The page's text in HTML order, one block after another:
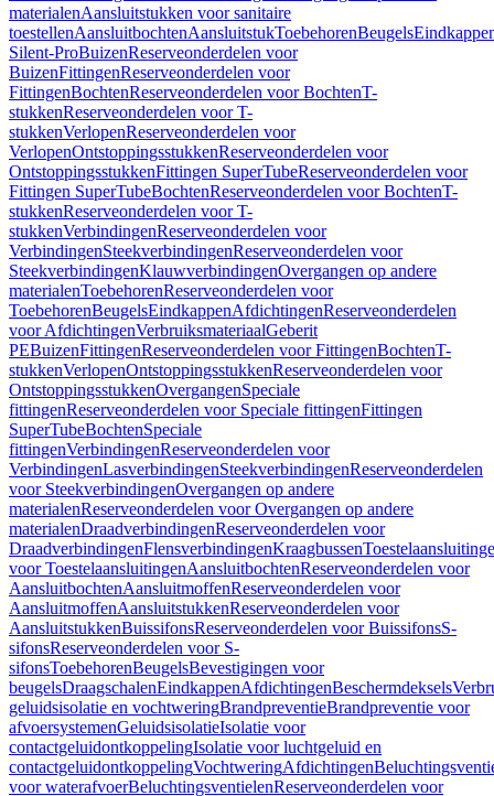
materialenAansluitstukken voor sanitaire
toestellenAansluitbochtenAansluitstukToebehorenBeugels
Silent-ProBuizenReserveonderdelen voor
BuizenFittingenReserveonderdelen voor
FittingenBochtenReserveonderdelen voor BochtenT-
stukkenReserveonderdelen voor T-
stukkenVerlopenReserveonderdelen voor
VerlopenOntstoppingsstukkenReserveonderdelen voor
OntstoppingsstukkenFittingen SuperTubeReserveonderdelen voor
Fittingen SuperTubeBochtenReserveonderdelen voor BochtenT-
stukkenReserveonderdelen voor T-
stukkenVerbindingenReserveonderdelen voor
VerbindingenSteekverbindingenReserveonderdelen voor
SteekverbindingenKlauwverbindingenOvergangen op andere
materialenToebehorenReserveonderdelen voor
ToebehorenBeugelsEindkappenAfdichtingenReserveonderdelen
voor AfdichtingenVerbruiksmateriaalGeberit
PEBuizenFittingenReserveonderdelen voor FittingenBochtenT-
stukkenVerlopenOntstoppingsstukkenReserveonderdelen voor
OntstoppingsstukkenOvergangenSpeciale
fittingenReserveonderdelen voor Speciale fittingenFittingen
SuperTubeBochtenSpeciale
fittingenVerbindingenReserveonderdelen voor
VerbindingenLasverbindingenSteekverbindingenReserveonderdelen
voor SteekverbindingenOvergangen op andere
materialenReserveonderdelen voor Overgangen op andere
materialenDraadverbindingenReserveonderdelen voor
DraadverbindingenFlensverbindingenKraagbussen
voor ToestelaansluitingenAansluitbochtenReserveonderdelen voor
AansluitbochtenAansluitmoffenReserveonderdelen voor
AansluitmoffenAansluitstukkenReserveonderdelen voor
AansluitstukkenBuissifonsReserveonderdelen voor BuissifonsS-
sifonsReserveonderdelen voor S-
sifonsToebehorenBeugelsBevestigingen voor
beugelsDraagschalenEindkappenAfdichtingenBeschermdeksels
geluidsisolatie en vochtweringBrandpreventieBrandpreventie voor
afvoersystemenGeluidsisolatieIsolatie voor
contactgeluidontkoppelingIsolatie voor luchtgeluid en
contactgeluidontkoppelingVochtweringAfdichtingen
voor waterafvoerBeluchtingsventielenReserveonderdelen voor